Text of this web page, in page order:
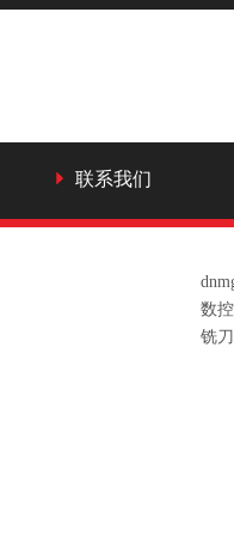
联系我们
数
铣